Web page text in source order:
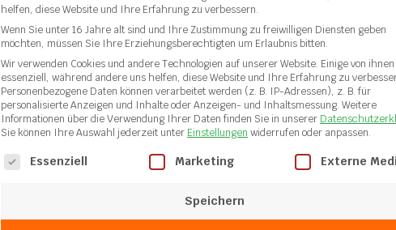
Luftschlauch
aus PVC – ø
19 mm
helfen, diese Website und Ihre Erfahrung zu verbessern.
Wenn Sie unter 16 Jahre alt sind und Ihre Zustimmung zu freiwilligen Diensten geben
möchten, müssen Sie Ihre Erziehungsberechtigten um Erlaubnis bitten.
Wir verwenden Cookies und andere Technologien auf unserer Website. Einige von ihnen
essenziell, während andere uns helfen, diese Website und Ihre Erfahrung zu
Personenbezogene Daten können verarbeitet werden (z. B. IP-Adressen), z. B. für
personalisierte Anzeigen und Inhalte oder Anzeigen- und Inhaltsmessung. Weitere
Informationen über die Verwendung Ihrer Daten finden Sie in unserer
Sie können Ihre Auswahl jederzeit unter Einstellungen widerrufen oder anpassen.
Es folgt eine Liste der Service-Gruppen, für die eine Einwilligung
Essenziell Marketing Externe
Speichern